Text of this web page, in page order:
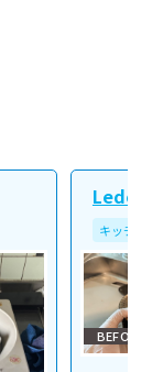
Ledope
キッチン清
BEFORE